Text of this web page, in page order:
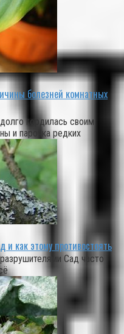
болезней комнатных
гордилась своим
и парочка редких
и как этому противостоять
Сад часто